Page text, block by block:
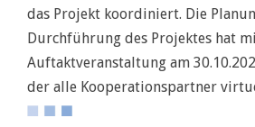
das Projekt koordiniert. Die
Durchführung des Projektes hat
Auftaktveranstaltung am
der alle Kooperationspartner